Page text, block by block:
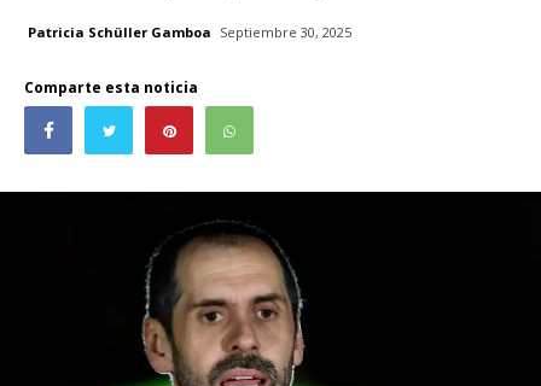
Patricia Schüller Gamboa Septiembre 30, 2025
Comparte esta noticia